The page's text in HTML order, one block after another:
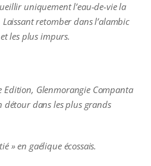
uniquement l’eau-de-vie la
retomber dans l’alambic
les plus impurs.
Edition, Glenmorangie Companta
dans les plus grands
» en gaélique écossais.